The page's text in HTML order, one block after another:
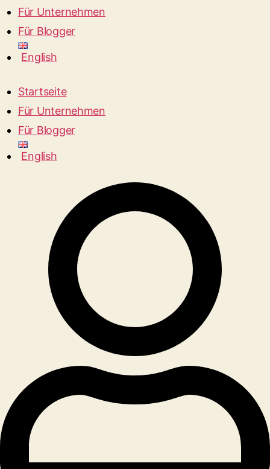
Für Unternehmen
Für Blogger
English
Startseite
Für Unternehmen
Für Blogger
English